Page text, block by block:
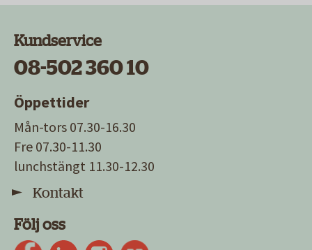
Kundservice
08-502 360 10
Öppettider
Mån-tors 07.30-16.30
Fre 07.30-11.30
lunchstängt 11.30-12.30
Kontakt
Följ oss